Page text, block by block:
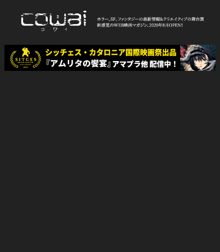
WEB映画マガジン「cowai コ
ワイ」